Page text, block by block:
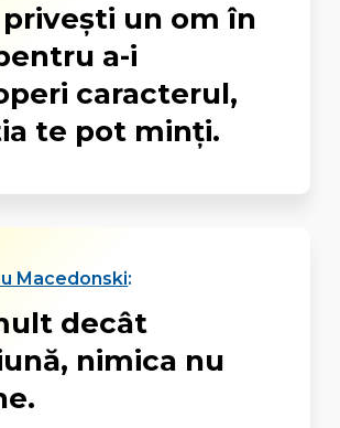
priveşti un om în
a-i
caracterul,
te pot minţi.
Macedonski:
decât
nimica nu